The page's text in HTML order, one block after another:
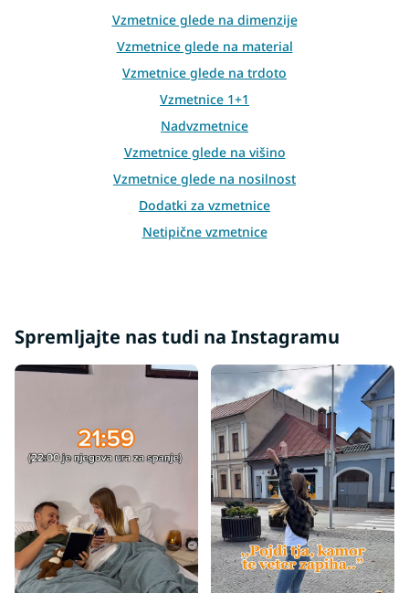
t
r
o
l
Vzmetnice glede na dimenzije
Vzmetnice glede na material
Vzmetnice glede na trdoto
Vzmetnice 1+1
Nadvzmetnice
Vzmetnice glede na višino
Vzmetnice glede na nosilnost
Dodatki za vzmetnice
Netipične vzmetnice
Spremljajte nas tudi na Instagramu